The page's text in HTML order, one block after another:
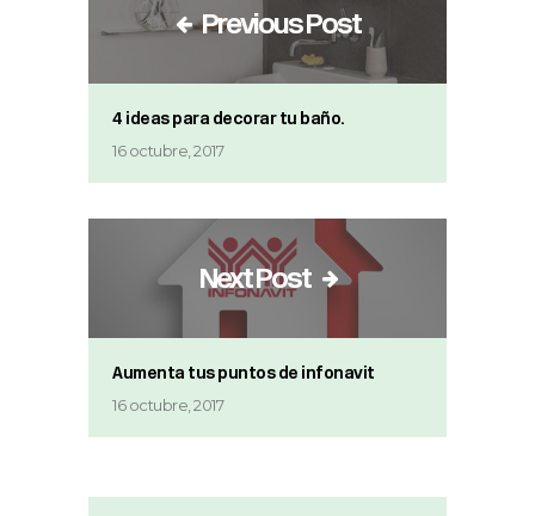
Previous Post
4 ideas para decorar tu baño.
16 octubre, 2017
Next Post
Aumenta tus puntos de infonavit
16 octubre, 2017